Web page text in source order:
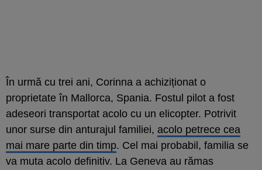
În urmă cu trei ani, Corinna a achiziționat o
proprietate în Mallorca, Spania. Fostul pilot a fost
adeseori transportat acolo cu un elicopter. Potrivit
unor surse din anturajul familiei, acolo petrece cea
mai mare parte din timp. Cel mai probabil, familia se
va muta acolo definitiv. La Geneva au rămas